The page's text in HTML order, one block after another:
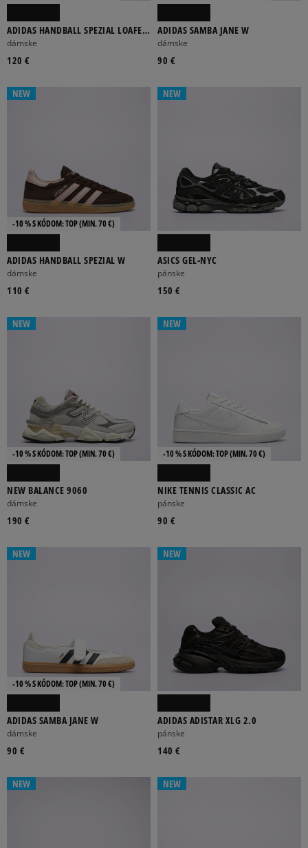
ADIDAS HANDBALL SPEZIAL LOAFER
W
dámske
120 €
ADIDAS SAMBA JANE W
dámske
90 €
NEW
-10 % S KÓDOM: TOP (MIN. 70 €)
ADIDAS HANDBALL SPEZIAL W
dámske
110 €
NEW
ASICS GEL-NYC
pánske
150 €
NEW
-10 % S KÓDOM: TOP (MIN. 70 €)
NEW BALANCE 9060
dámske
190 €
NEW
-10 % S KÓDOM: TOP (MIN. 70 €)
NIKE TENNIS CLASSIC AC
pánske
90 €
NEW
-10 % S KÓDOM: TOP (MIN. 70 €)
ADIDAS SAMBA JANE W
dámske
90 €
NEW
ADIDAS ADISTAR XLG 2.0
pánske
140 €
NEW NEW